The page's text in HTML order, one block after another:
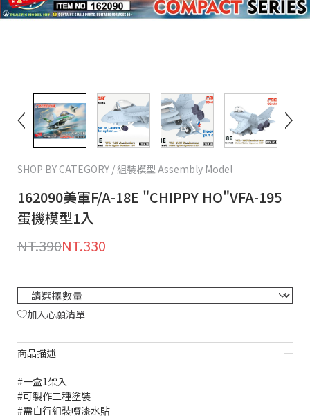
SHOP BY CATEGORY / 組裝模型 Assembly Model
162090美軍F/A-18E "CHIPPY HO"VFA-195
蛋機模型1入
NT.390NT.330
加入心願清單
商品描述
#一盒1架入
#可製作二種塗裝
#需自行組裝噴漆水貼